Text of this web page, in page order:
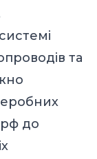
та
рф до